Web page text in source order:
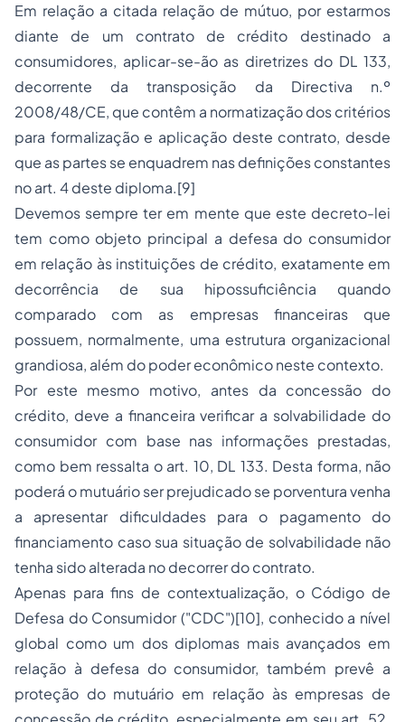
Em relação a citada relação de mútuo, por estarmos
diante de um contrato de crédito destinado a
consumidores, aplicar-se-ão as diretrizes do DL 133,
decorrente da transposição da Directiva n.º
2008/48/CE, que contêm a normatização dos critérios
para formalização e aplicação deste contrato, desde
que as partes se enquadrem nas definições constantes
no art. 4 deste diploma.[9]
Devemos sempre ter em mente que este decreto-lei
tem como objeto principal a defesa do consumidor
em relação às instituições de crédito, exatamente em
decorrência de sua hipossuficiência quando
comparado com as empresas financeiras que
possuem, normalmente, uma estrutura organizacional
grandiosa, além do poder econômico neste contexto.
Por este mesmo motivo, antes da concessão do
crédito, deve a financeira verificar a solvabilidade do
consumidor com base nas informações prestadas,
como bem ressalta o art. 10, DL 133. Desta forma, não
poderá o mutuário ser prejudicado se porventura venha
a apresentar dificuldades para o pagamento do
financiamento caso sua situação de solvabilidade não
tenha sido alterada no decorrer do contrato.
Apenas para fins de contextualização, o Código de
Defesa do Consumidor ("CDC")[10], conhecido a nível
global como um dos diplomas mais avançados em
relação à defesa do consumidor, também prevê a
proteção do mutuário em relação às empresas de